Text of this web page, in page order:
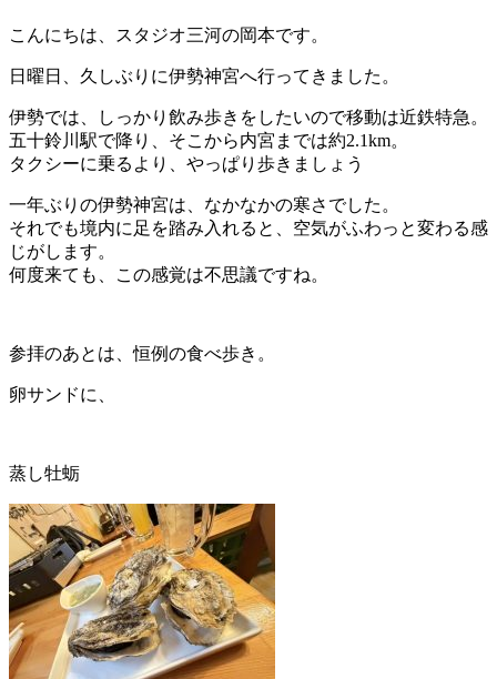
こんにちは、スタジオ三河の岡本です。
日曜日、久しぶりに伊勢神宮へ行ってきました。
伊勢では、しっかり飲み歩きをしたいので移動は近鉄特急。
五十鈴川駅で降り、そこから内宮までは約2.1km。
タクシーに乗るより、やっぱり歩きましょう
一年ぶりの伊勢神宮は、なかなかの寒さでした。
それでも境内に足を踏み入れると、空気がふわっと変わる感
じがします。
何度来ても、この感覚は不思議ですね。
参拝のあとは、恒例の食べ歩き。
卵サンドに、
蒸し牡蛎